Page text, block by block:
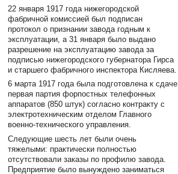
22 января 1917 года нижегородской
фабричной комиссией был подписан
протокол о признании завода годным к
эксплуатации, а 31 января было выдано
разрешение на эксплуатацию завода за
подписью нижегородского губернатора Гирса
и старшего фабричного инспектора Кисляева.
6 марта 1917 года была подготовлена к сдаче
первая партия форпостных телефонных
аппаратов (850 штук) согласно контракту с
электротехническим отделом Главного
военно-технического управления.
Следующие шесть лет были очень
тяжелыми: практически полностью
отсутствовали заказы по профилю завода.
Предприятие было вынуждено заниматься